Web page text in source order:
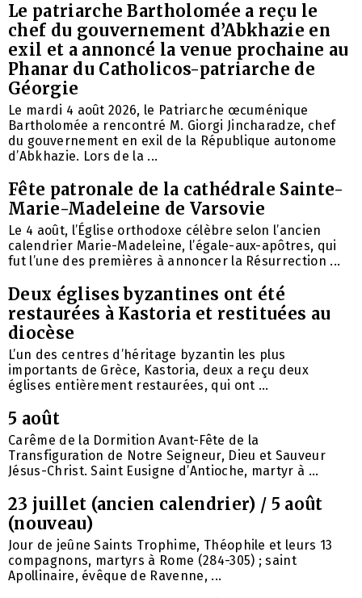
Le patriarche Bartholomée a reçu le
chef du gouvernement d’Abkhazie en
exil et a annoncé la venue prochaine au
Phanar du Catholicos-patriarche de
Géorgie
Le mardi 4 août 2026, le Patriarche œcuménique
Bartholomée a rencontré M. Giorgi Jincharadze, chef
du gouvernement en exil de la République autonome
d’Abkhazie. Lors de la ...
Fête patronale de la cathédrale Sainte-
Marie-Madeleine de Varsovie
Le 4 août, l’Église orthodoxe célèbre selon l’ancien
calendrier Marie-Madeleine, l’égale-aux-apôtres, qui
fut l’une des premières à annoncer la Résurrection ...
Deux églises byzantines ont été
restaurées à Kastoria et restituées au
diocèse
L’un des centres d’héritage byzantin les plus
importants de Grèce, Kastoria, deux a reçu deux
églises entièrement restaurées, qui ont ...
5 août
Carême de la Dormition Avant-Fête de la
Transfiguration de Notre Seigneur, Dieu et Sauveur
Jésus-Christ. Saint Eusigne d’Antioche, martyr à ...
23 juillet (ancien calendrier) / 5 août
(nouveau)
Jour de jeûne Saints Trophime, Théophile et leurs 13
compagnons, martyrs à Rome (284-305) ; saint
Apollinaire, évêque de Ravenne, ...